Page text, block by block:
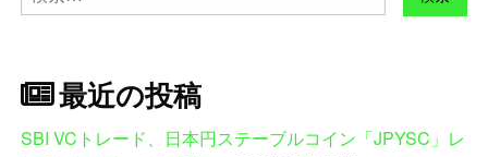
索:
最近の投稿
SBI VCトレード、日本円ステーブルコイン「JPYSC」レ